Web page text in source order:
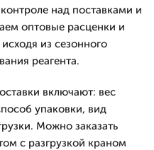
над поставками и
оптовые расценки и
из сезонного
реагента.
включают: вес
упаковки, вид
Можно заказать
с разгрузкой краном